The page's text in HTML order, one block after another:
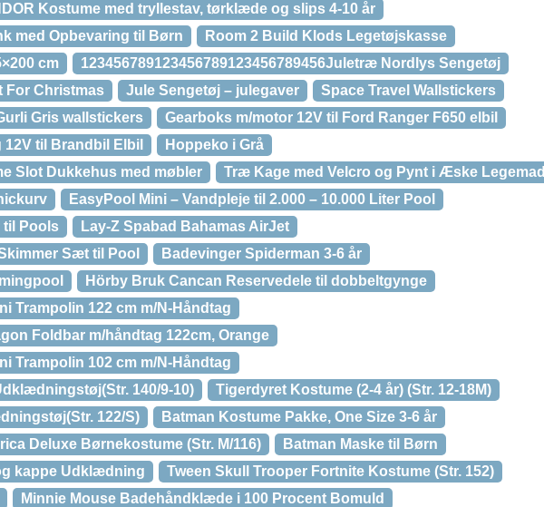
Kostume med tryllestav, tørklæde og slips 4-10 år
med Opbevaring til Børn
Room 2 Build Klods Legetøjskasse
cm
123456789123456789123456789456Juletræ Nordlys Sengetøj
For Christmas
Jule Sengetøj – julegaver
Space Travel Wallstickers
Gris wallstickers
Gearboks m/motor 12V til Ford Ranger F650 elbil
12V til Brandbil Elbil
Hoppeko i Grå
Slot Dukkehus med møbler
Træ Kage med Velcro og Pynt i Æske Legemad
EasyPool Mini – Vandpleje til 2.000 – 10.000 Liter Pool
til Pools
Lay-Z Spabad Bahamas AirJet
Sæt til Pool
Badevinger Spiderman 3-6 år
Hörby Bruk Cancan Reservedele til dobbeltgynge
Trampolin 122 cm m/N-Håndtag
Foldbar m/håndtag 122cm, Orange
Trampolin 102 cm m/N-Håndtag
140/9-10)
Tigerdyret Kostume (2-4 år) (Str. 12-18M)
122/S)
Batman Kostume Pakke, One Size 3-6 år
Deluxe Børnekostume (Str. M/116)
Batman Maske til Børn
kappe Udklædning
Tween Skull Trooper Fortnite Kostume (Str. 152)
Minnie Mouse Badehåndklæde i 100 Procent Bomuld